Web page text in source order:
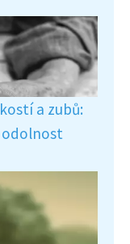
a zubů:
odolnost